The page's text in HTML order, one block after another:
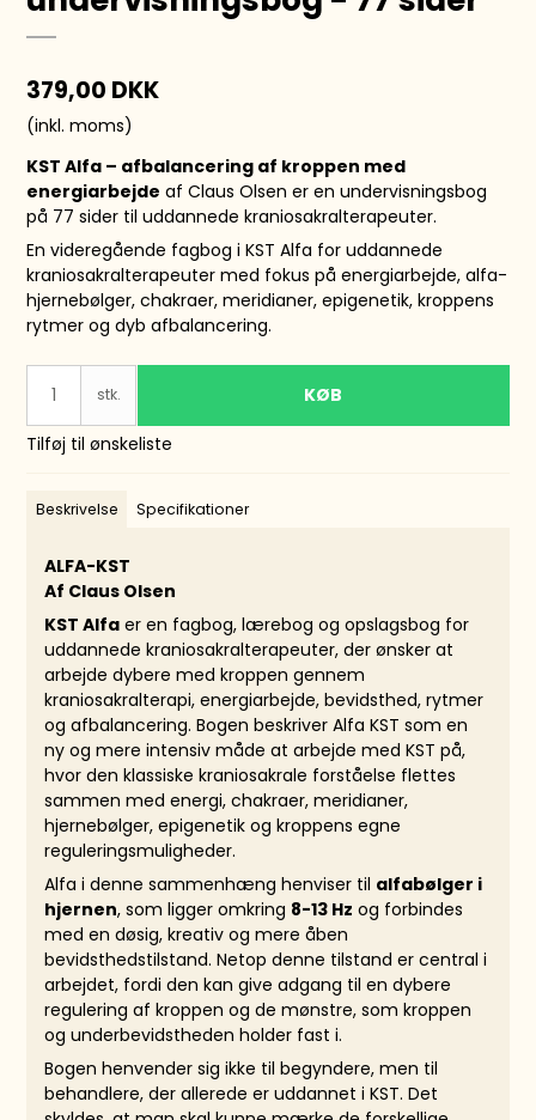
379,00 DKK
(inkl. moms)
KST Alfa – afbalancering af kroppen med
energiarbejde af Claus Olsen er en undervisningsbog
på 77 sider til uddannede kraniosakralterapeuter.
En videregående fagbog i KST Alfa for uddannede
kraniosakralterapeuter med fokus på energiarbejde, alfa-
hjernebølger, chakraer, meridianer, epigenetik, kroppens
rytmer og dyb afbalancering.
stk. KØB
Tilføj til ønskeliste
Beskrivelse Specifikationer
ALFA-KST
Af Claus Olsen
KST Alfa er en fagbog, lærebog og opslagsbog for
uddannede kraniosakralterapeuter, der ønsker at
arbejde dybere med kroppen gennem
kraniosakralterapi, energiarbejde, bevidsthed, rytmer
og afbalancering. Bogen beskriver Alfa KST som en
ny og mere intensiv måde at arbejde med KST på,
hvor den klassiske kraniosakrale forståelse flettes
sammen med energi, chakraer, meridianer,
hjernebølger, epigenetik og kroppens egne
reguleringsmuligheder.
Alfa i denne sammenhæng henviser til alfabølger i
hjernen, som ligger omkring 8-13 Hz og forbindes
med en døsig, kreativ og mere åben
bevidsthedstilstand. Netop denne tilstand er central i
arbejdet, fordi den kan give adgang til en dybere
regulering af kroppen og de mønstre, som kroppen
og underbevidstheden holder fast i.
Bogen henvender sig ikke til begyndere, men til
behandlere, der allerede er uddannet i KST. Det